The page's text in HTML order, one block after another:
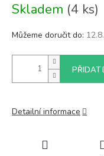
cena:
Skladem (4 ks)
Můžeme doručit do:
PŘIDAT
Detailní informace